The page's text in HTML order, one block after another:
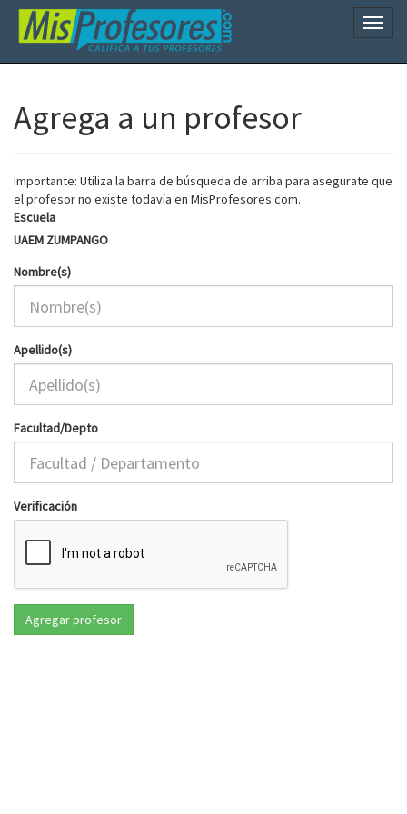
Agrega a un profesor
Importante: Utiliza la barra de búsqueda de arriba para asegurate que
el profesor no existe todavía en MisProfesores.com.
Escuela
UAEM ZUMPANGO
Nombre(s)
Apellido(s)
Facultad/Depto
Verificación